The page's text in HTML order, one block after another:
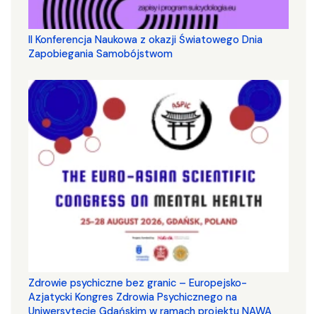
II Konferencja Naukowa z okazji Światowego Dnia
Zapobiegania Samobójstwom
Zdrowie psychiczne bez granic – Europejsko-
Azjatycki Kongres Zdrowia Psychicznego na
Uniwersytecie Gdańskim w ramach projektu NAWA